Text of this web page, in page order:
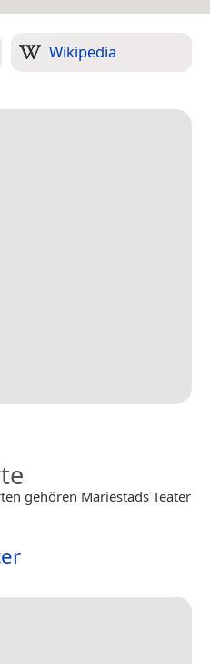
Wikipedia
gehören Mariestads Teater